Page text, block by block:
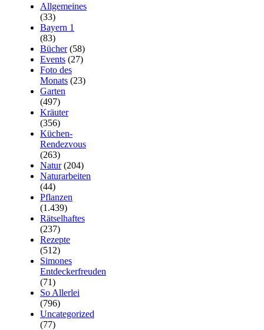
Allgemeines
(33)
Bayern 1
(83)
Bücher(58)
Events (27)
Foto des
Monats (23)
Garten
(497)
Kräuter
(356)
Küchen-
Rendezvous
(263)
Natur(204)
Naturarbeiten
(44)
Pflanzen
(1.439)
Rätselhaftes
(237)
Rezepte
(512)
Simones
Entdeckerfreuden
(71)
So Allerlei
(796)
Uncategorized
(77)